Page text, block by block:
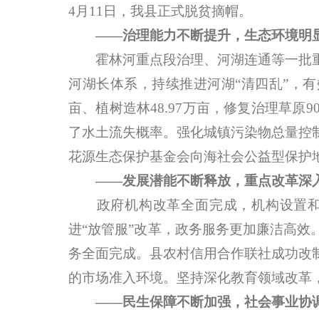
4月11日，我县正式脱贫摘帽。
——治理能力不断提升，生态环境明
霍林河重点段治理、河湖连通等一批
河湖长体系，持续推进河湖“清四乱”，
亩、植树造林48.97万亩，修复治理草原
了水土流失概率。强化城镇污染物总量
花源生态保护基金会向海社会公益型保
——发展潜能不断释放，重点改革深
政府机构改革全面完成，机构设置和
进“放管服”改革，政务服务更加廉洁高
务全面完成。县农村信用合作联社成功
的市场准入环境。坚持深化教育领域改革
——民生保障不断加强，社会事业协